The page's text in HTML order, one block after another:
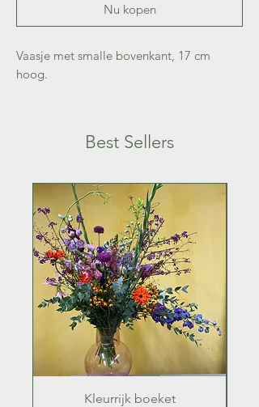
Nu kopen
Vaasje met smalle bovenkant, 17 cm
hoog.
Best Sellers
Kleurrijk boeket